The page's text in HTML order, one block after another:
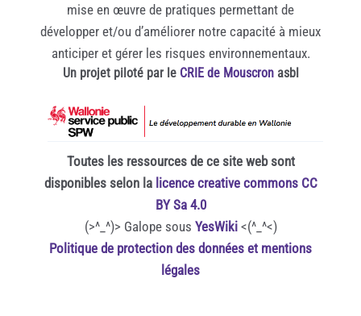
mise en œuvre de pratiques permettant de
développer et/ou d’améliorer notre capacité à mieux
anticiper et gérer les risques environnementaux.
Un projet piloté par le CRIE de Mouscronasbl
Toutes les ressources de ce site web sont
disponibles selon la licence creative commons CC
BY Sa 4.0
(>^_^)> Galope sous YesWiki<(^_^<)
Politique de protection des données et mentions
légales